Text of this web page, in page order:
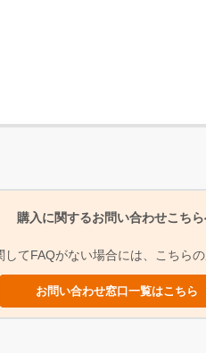
購入に関するお問い合わせこち
てFAQがない場合には、こちら
お問い合わせ窓口一覧はこちら